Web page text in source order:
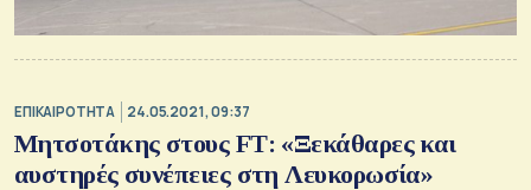
ΕΠΙΚΑΙΡΟΤΗΤΑ 24.05.2021, 09:37
Μητσοτάκης στους FΤ: «Ξεκάθαρες και
αυστηρές συνέπειες στη Λευκορωσία»